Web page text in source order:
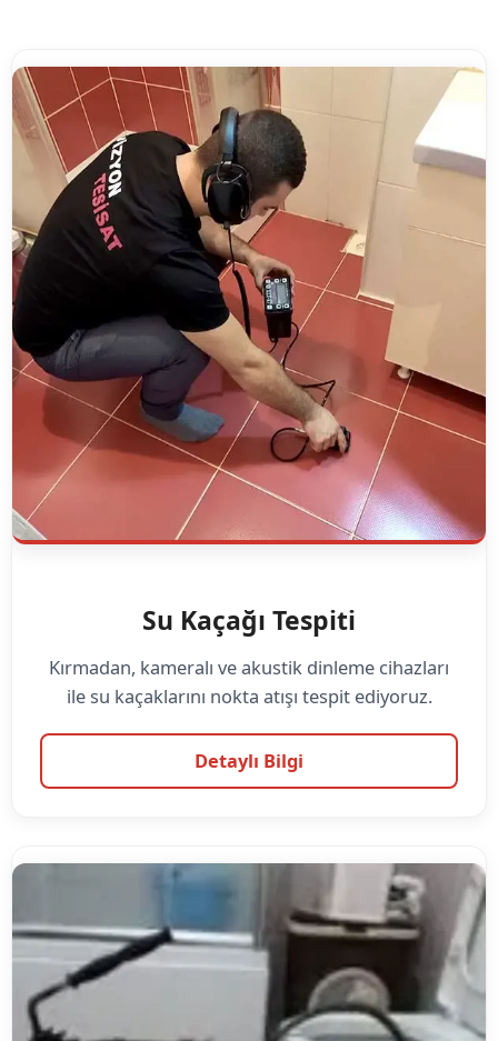
Su Kaçağı Tespiti
Kırmadan, kameralı ve akustik dinleme cihazları
ile su kaçaklarını nokta atışı tespit ediyoruz.
Detaylı Bilgi